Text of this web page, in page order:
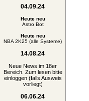
04.09.24
Heute neu
Astro Bot
Heute neu
NBA 2K25 (alle Systeme)
14.08.24
Neue News im 18er
Bereich. Zum lesen bitte
einloggen (falls Ausweis
vorliegt)
06.06.24